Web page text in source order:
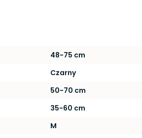
48-75 cm
Czarny
50-70 cm
35-60 cm
M